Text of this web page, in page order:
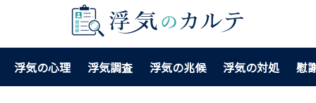
浮気の心理 浮気調査 浮気の兆候 浮気の対処 慰